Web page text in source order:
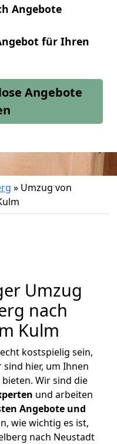
Angebote
für Ihren
Angebote
» Umzug von
Umzug
nach
Kulm
kostspielig sein,
hier, um Ihnen
bieten. Wir sind die
und arbeiten
Angebote und
wie wichtig es ist,
nach Neustadt